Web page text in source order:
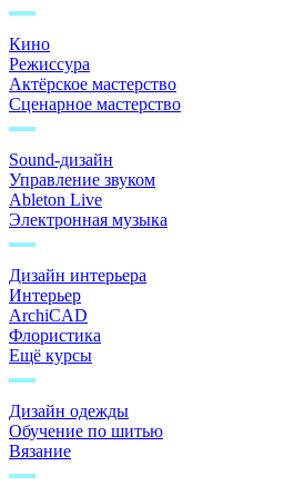
Кино
Режиссура
Актёрское мастерство
Сценарное мастерство
Sound-дизайн
Управление звуком
Ableton Live
Электронная музыка
Дизайн интерьера
Интерьер
ArchiCAD
Флористика
Ещё курсы
Дизайн одежды
Обучение по шитью
Вязание